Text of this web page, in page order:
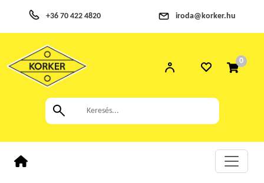
+36 70 422 4820 iroda@korker.hu
0